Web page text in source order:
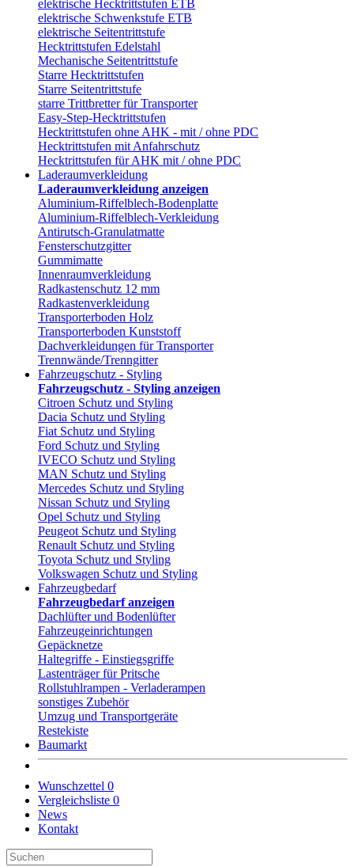
elektrische Hecktrittstufen ETB
elektrische Schwenkstufe ETB
elektrische Seitentrittstufe
Hecktrittstufen Edelstahl
Mechanische Seitentrittstufe
Starre Hecktrittstufen
Starre Seitentrittstufe
starre Trittbretter für Transporter
Easy-Step-Hecktrittstufen
Hecktrittstufen ohne AHK - mit / ohne PDC
Hecktrittstufen mit Anfahrschutz
Hecktrittstufen für AHK mit / ohne PDC
Laderaumverkleidung
Laderaumverkleidung anzeigen
Aluminium-Riffelblech-Bodenplatte
Aluminium-Riffelblech-Verkleidung
Antirutsch-Granulatmatte
Fensterschutzgitter
Gummimatte
Innenraumverkleidung
Radkastenschutz 12 mm
Radkastenverkleidung
Transporterboden Holz
Transporterboden Kunststoff
Dachverkleidungen für Transporter
Trennwände/Trenngitter
Fahrzeugschutz - Styling
Fahrzeugschutz - Styling anzeigen
Citroen Schutz und Styling
Dacia Schutz und Styling
Fiat Schutz und Styling
Ford Schutz und Styling
IVECO Schutz und Styling
MAN Schutz und Styling
Mercedes Schutz und Styling
Nissan Schutz und Styling
Opel Schutz und Styling
Peugeot Schutz und Styling
Renault Schutz und Styling
Toyota Schutz und Styling
Volkswagen Schutz und Styling
Fahrzeugbedarf
Fahrzeugbedarf anzeigen
Dachlüfter und Bodenlüfter
Fahrzeugeinrichtungen
Gepäcknetze
Haltegriffe - Einstiegsgriffe
Lastenträger für Pritsche
Rollstuhlrampen - Verladerampen
sonstiges Zubehör
Umzug und Transportgeräte
Restekiste
Baumarkt
Wunschzettel 0
Vergleichsliste 0
News
Kontakt